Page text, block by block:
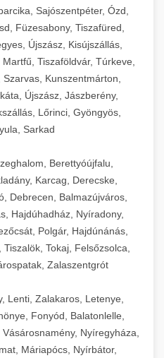
sajtreszelő
berendezések és
kellékek.
éttermi és catering
megoldások
Sajószentpéter, Ózd,
Füzesabony, Tiszafüred,
Újszász, Kisújszállás,
Tiszaföldvár, Túrkeve,
Kunszentmárton,
Újszász, Jászberény,
Lőrinci, Gyöngyös,
Sarkad
Berettyóújfalu,
Karcag, Derecske,
Debrecen, Balmazújváros,
Hajdúhadház, Nyíradony,
Polgár, Hajdúnánás,
Tokaj, Felsőzsolca,
Zalaszentgrót
Lenti, Zalakaros, Letenye,
Fonyód, Balatonlelle,
Nyíregyháza,
Máriapócs, Nyírbátor,